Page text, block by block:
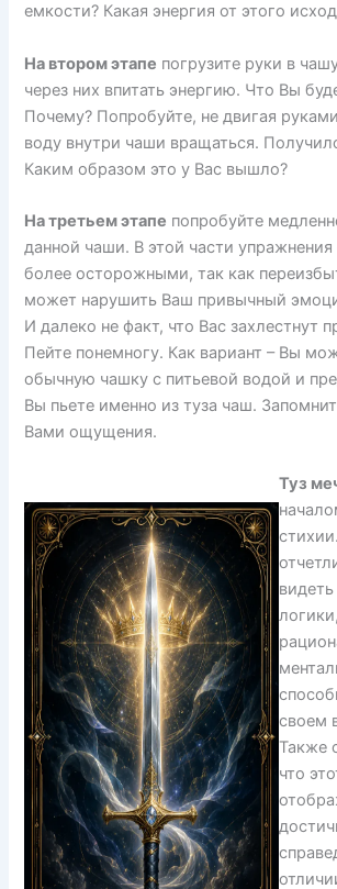
емкости? Какая энергия от этого
На втором этапе погрузите руки в
через них впитать энергию. Что Вы
Почему? Попробуйте, не двигая
воду внутри чаши вращаться.
Каким образом это у Вас вышло?
На третьем этапе попробуйте
данной чаши. В этой части
более осторожными, так как
может нарушить Ваш привычный
И далеко не факт, что Вас захлестнут
Пейте понемногу. Как вариант – Вы
обычную чашку с питьевой водой и
Вы пьете именно из туза чаш.
Вами ощущения.
Туз
логики,
своем
Также
что